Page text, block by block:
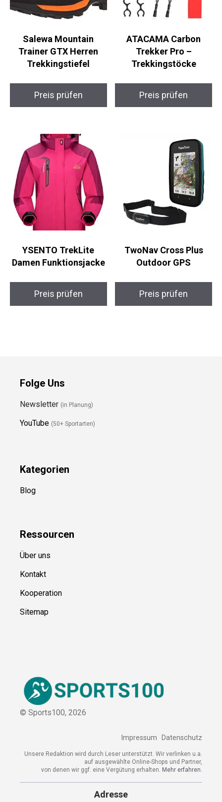
Salewa Mountain
Trainer GTX Herren
Trekkingstiefel
Preis prüfen
ATACAMA Carbon
Trekker Pro –
Trekkingstöcke
Preis prüfen
YSENTO TrekLite
Damen Funktionsjacke
Preis prüfen
TwoNav Cross Plus
Outdoor GPS
Preis prüfen
Folge Uns
Newsletter (in Planung)
YouTube (50+ Sportarten)
Kategorien
Blog
Ressourcen
Über uns
Kontakt
Kooperation
Sitemap
© Sports100, 2026
Impressum Datenschutz
Unsere Redaktion wird durch Leser unterstützt. Wir verlinken
u.a. auf ausgewählte Online-Shops und Partner,
von denen wir ggf. eine Vergütung erhalten.Mehr erfahren.
Adresse